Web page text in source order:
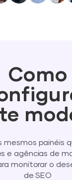
Como
mesmos painéis
e agências de
monitorar o
de SEO